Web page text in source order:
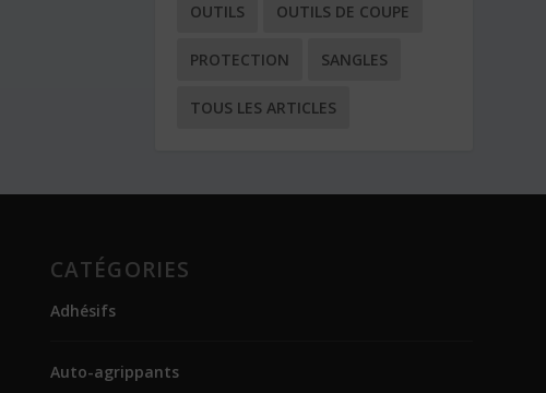
OUTILS OUTILS DE COUPE
PROTECTION SANGLES
TOUS LES ARTICLES
CATÉGORIES
Adhésifs
Auto-agrippants